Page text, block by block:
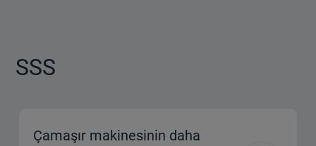
SSS
Çamaşır makinesinin daha